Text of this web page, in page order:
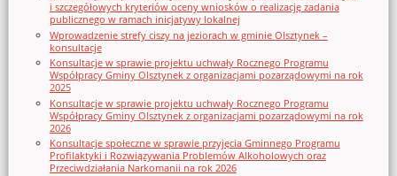
i szczegółowych kryteriów oceny wniosków o realizację zadania
publicznego w ramach inicjatywy lokalnej
Wprowadzenie strefy ciszy na jeziorach w gminie Olsztynek –
konsultacje
Konsultacje w sprawie projektu uchwały Rocznego Programu
Współpracy Gminy Olsztynek z organizacjami pozarządowymi na rok
2025
Konsultacje w sprawie projektu uchwały Rocznego Programu
Współpracy Gminy Olsztynek z organizacjami pozarządowymi na rok
2026
Konsultacje społeczne w sprawie przyjęcia Gminnego Programu
Profilaktyki i Rozwiązywania Problemów Alkoholowych oraz
Przeciwdziałania Narkomanii na rok 2026